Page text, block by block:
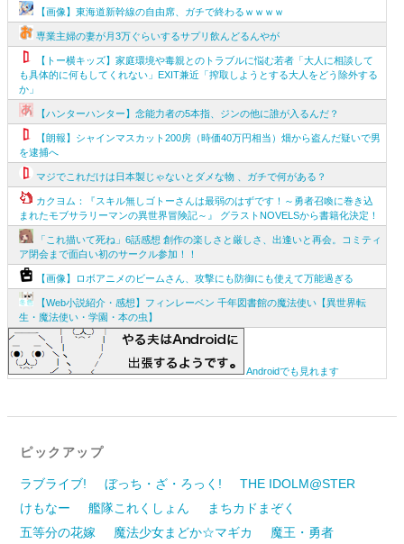
【画像】東海道新幹線の自由席、ガチで終わるｗｗｗｗ
専業主婦の妻が月3万ぐらいするサプリ飲んどるんやが
【トー横キッズ】家庭環境や毒親とのトラブルに悩む若者「大人に相談して
も具体的に何もしてくれない」EXIT兼近「搾取しようとする大人をどう除外する
か」
【ハンターハンター】念能力者の5本指、ジンの他に誰が入るんだ？
【朗報】シャインマスカット200房（時価40万円相当）畑から盗んだ疑いで男
を逮捕へ
マジでこれだけは日本製じゃないとダメな物 、ガチで何がある？
カクヨム：『スキル無しゴトーさんは最弱のはずです！～勇者召喚に巻き込
まれたモブサラリーマンの異世界冒険記～』 グラストNOVELSから書籍化決定！
「これ描いて死ね」6話感想 創作の楽しさと厳しさ、出逢いと再会。コミティ
ア閉会まで面白い初のサークル参加！！
【画像】ロボアニメのビームさん、攻撃にも防御にも使えて万能過ぎる
【Web小説紹介・感想】フィンレーベン 千年図書館の魔法使い【異世界転
生・魔法使い・学園・本の虫】
Androidでも見れます
ピックアップ
ラブライブ! ぼっち・ざ・ろっく!
THE IDOLM@STER
けもなー
艦隊これくしょん
まちカドまぞく
五等分の花嫁
魔法少女まどか☆マギカ
魔王・勇者